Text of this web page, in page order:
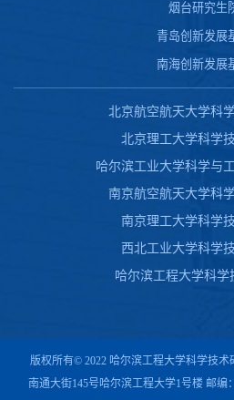
烟台研究生
青岛创新发展
南海创新发展
北京航空航天大学科
北京理工大学科学
哈尔滨工业大学科学与
南京航空航天大学科
南京理工大学科学
西北工业大学科学
哈尔滨工程大学科学
版权所有© 2022 哈尔滨工程大学科学技术
南通大街145号哈尔滨工程大学1号楼 邮编